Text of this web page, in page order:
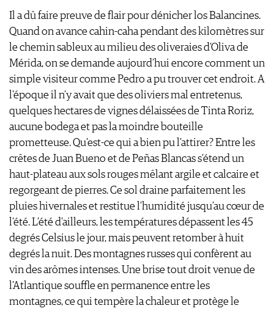
Il a dû faire preuve de flair pour dénicher los Balancines.
Quand on avance cahin-caha pendant des kilomètres sur
le chemin sableux au milieu des oliveraies d’Oliva de
Mérida, on se demande aujourd’hui encore comment un
simple visiteur comme Pedro a pu trouver cet endroit. A
l’époque il n’y avait que des oliviers mal entretenus,
quelques hectares de vignes délaissées de Tinta Roriz,
aucune bodega et pas la moindre bouteille
prometteuse. Qu’est-ce qui a bien pu l’attirer? Entre les
crêtes de Juan Bueno et de Peñas Blancas s’étend un
haut-plateau aux sols rouges mêlant argile et calcaire et
regorgeant de pierres. Ce sol draine parfaitement les
pluies hivernales et restitue l’humidité jusqu’au cœur de
l’été. L’été d’ailleurs, les températures dépassent les 45
degrés Celsius le jour, mais peuvent retomber à huit
degrés la nuit. Des montagnes russes qui confèrent au
vin des arômes intenses. Une brise tout droit venue de
l’Atlantique souffle en permanence entre les
montagnes, ce qui tempère la chaleur et protège le